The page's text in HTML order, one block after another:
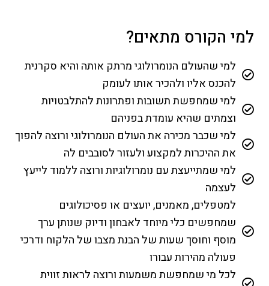
למי הקורס מתאים?
למי שהעולם הנומרולוגי מרתק אותה והיא סקרנית
להכנס אליו ולהכיר אותו לעומק
למי שמחפשת תשובות ופתרונות להתלבטויות
וצמתים שהיא עומדת בפניהם
למי שכבר מכירה את העולם הנומרולוגי ורוצה להפוך
את ההיכרות למקצוע ולעזור לסובבים לה
למי שמתייעצת עם נומרולוגיות ורוצה ללמוד לייעץ
לעצמה
למטפלים, מאמנים, יועצים או פסיכולוגים
שמחפשים כלי מיוחד לאבחון ודיוק שנותן ערך
מוסף וחוסך שעות של הבנת מצבו של הלקוח ודרכי
פעולה מהירות עבורו
לכל מי שמחפשת משמעות ורוצה לראות זווית